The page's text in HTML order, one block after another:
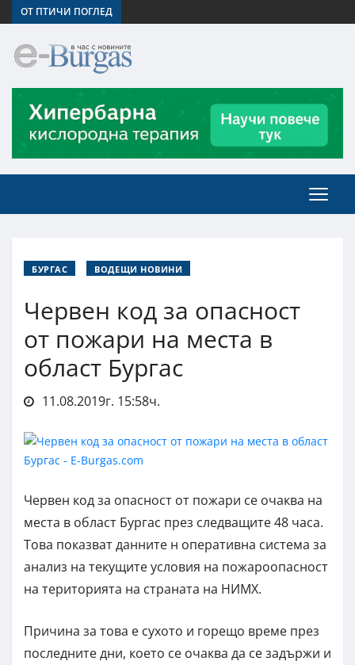
ОТ ПТИЧИ ПОГЛЕД
БУРГАС ВОДЕЩИ НОВИНИ
Червен код за опасност
от пожари на места в
област Бургас
11.08.2019г. 15:58ч.
Червен код за опасност от пожари се очаква на
места в област Бургас през следващите 48 часа.
Това показват данните н оперативна система за
анализ на текущите условия на пожароопасност
на територията на страната на НИМХ.
Причина за това е сухото и горещо време през
последните дни, което се очаква да се задържи и